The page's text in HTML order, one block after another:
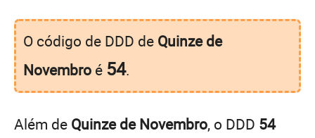
O código de DDD de Quinze de
Novembro é 54.
Além de Quinze de Novembro, o DDD 54